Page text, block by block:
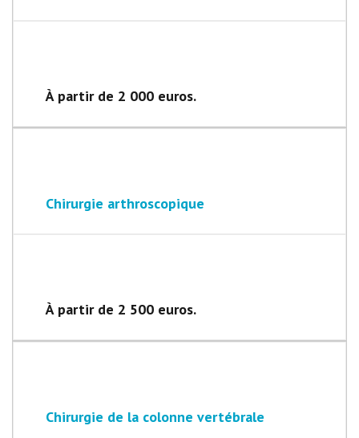
À partir de 2 000 euros.
Chirurgie arthroscopique
À partir de 2 500 euros.
Chirurgie de la colonne vertébrale